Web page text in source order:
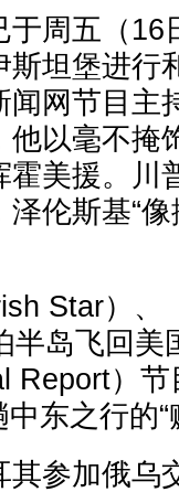
周五（16
坦堡进行
网节目主
以毫不掩
美援。川
伦斯基“
Star）、
半岛飞回美
Report）
东之行的“
其参加俄乌